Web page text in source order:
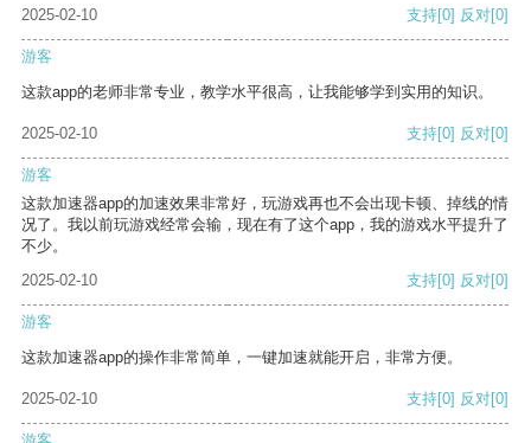
2025-02-10
支持[0] 反对[0]
游客
这款app的老师非常专业，教学水平很高，让我能够学到实用的知识。
2025-02-10 支持[0] 反对[0]
游客
这款加速器app的加速效果非常好，玩游戏再也不会出现卡顿、掉线的情
况了。我以前玩游戏经常会输，现在有了这个app，我的游戏水平提升了
不少。
2025-02-10
支持[0] 反对[0]
游客
这款加速器app的操作非常简单，一键加速就能开启，非常方便。
2025-02-10 支持[0] 反对[0]